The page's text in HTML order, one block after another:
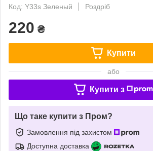
Код: Y33s Зеленый
Роздріб
220 ₴
Купити
або
Купити з
Що таке купити з Пром?
Замовлення під захистом
Доступна доставка